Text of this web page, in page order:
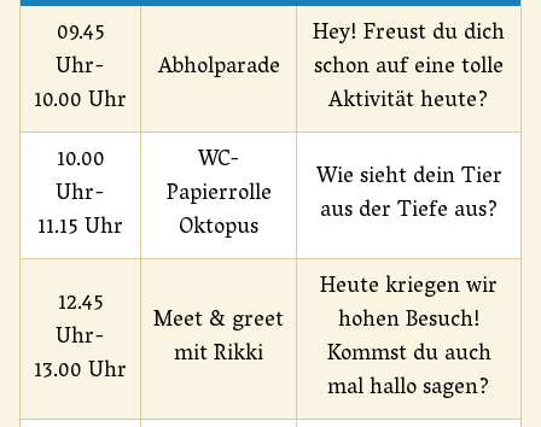
09.45
Uhr-
10.00 Uhr
Abholparade
Hey! Freust du dich
schon auf eine tolle
Aktivität heute?
10.00
Uhr-
11.15 Uhr
WC-
Papierrolle
Oktopus
Wie sieht dein Tier
aus der Tiefe aus?
12.45
Uhr-
13.00 Uhr
Meet & greet
mit Rikki
Heute kriegen wir
hohen Besuch!
Kommst du auch
mal hallo sagen?